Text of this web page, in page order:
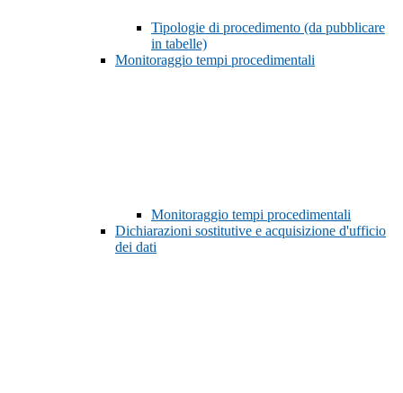
Tipologie di procedimento (da pubblicare
in tabelle)
Monitoraggio tempi procedimentali
Monitoraggio tempi procedimentali
Dichiarazioni sostitutive e acquisizione d'ufficio
dei dati